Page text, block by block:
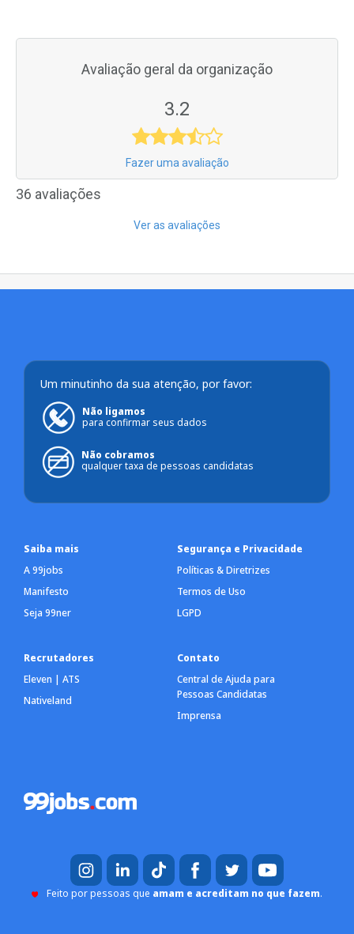
Avaliação geral da organização
3.2
Fazer uma avaliação
36 avaliações
Ver as avaliações
Saiba mais
A 99jobs
Manifesto
Seja 99ner
Segurança e Privacidade
Políticas & Diretrizes
Termos de Uso
LGPD
Recrutadores
Eleven | ATS
Nativeland
Contato
Central de Ajuda para
Pessoas Candidatas
Imprensa
Um minutinho da sua atenção, por favor:
Não ligamos
para confirmar seus dados
Não cobramos
qualquer taxa de pessoas candidatas
Feito por pessoas que amam e acreditam no que fazem.